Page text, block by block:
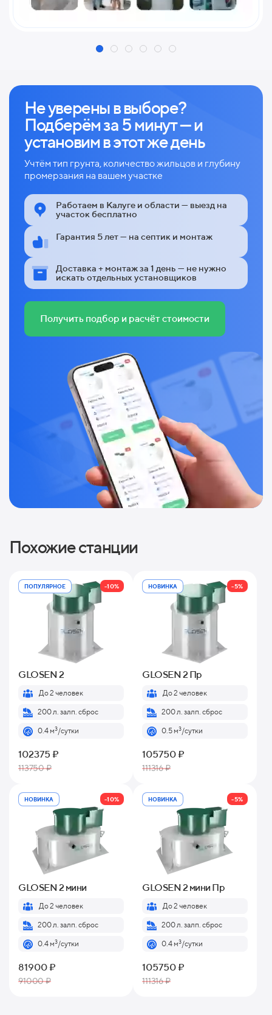
Не уверены в выборе?
Подберём за 5 минут — и
установим в этот же день
Учтём тип грунта, количество жильцов и глубину
промерзания на вашем участке
Работаем в Калуге и области — выезд на
участок бесплатно
Гарантия 5 лет — на септик и монтаж
Доставка + монтаж за 1 день — не нужно
искать отдельных установщиков
Получить подбор и расчёт стоимости
Похожие станции
ПОПУЛЯРНОЕ -10%
GLOSEN 2
До 2 человек
200 л. залп. сброс
0.4 м3/сутки
102375 ₽
113750 ₽
НОВИНКА -5%
GLOSEN 2 Пр
До 2 человек
200 л. залп. сброс
0.5 м3/сутки
105750 ₽
111316 ₽
НОВИНКА -10%
GLOSEN 2 мини
До 2 человек
200 л. залп. сброс
0.4 м3/сутки
81900 ₽
91000 ₽
НОВИНКА -5%
GLOSEN 2 мини Пр
До 2 человек
200 л. залп. сброс
0.4 м3/сутки
105750 ₽
111316 ₽